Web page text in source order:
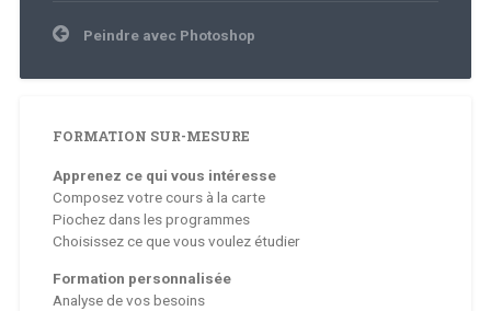
Navigation
de
Peindre avec Photoshop
FORMATION SUR-MESURE
Apprenez ce qui vous intéresse
Composez votre cours à la carte
Piochez dans les programmes
Choisissez ce que vous voulez étudier
Formation personnalisée
Analyse de vos besoins